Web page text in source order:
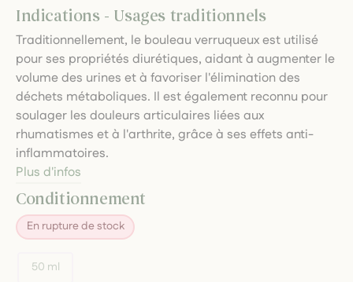
Indications - Usages traditionnels
Traditionnellement, le bouleau verruqueux est utilisé
pour ses propriétés diurétiques, aidant à augmenter le
volume des urines et à favoriser l'élimination des
déchets métaboliques. Il est également reconnu pour
soulager les douleurs articulaires liées aux
rhumatismes et à l'arthrite, grâce à ses effets anti-
inflammatoires.
Plus d'infos
Conditionnement
En rupture de stock
50 ml